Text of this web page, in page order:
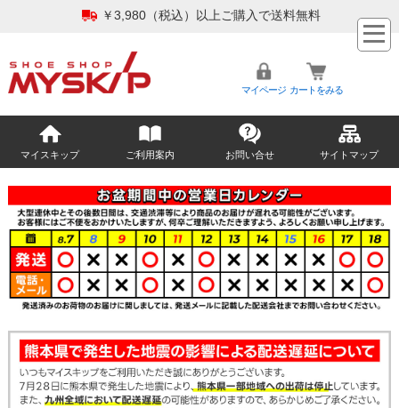
￥3,980（税込）以上ご購入で送料無料
マイページ カートをみる
マイスキップ ご利用案内 お問い合せ サイトマップ